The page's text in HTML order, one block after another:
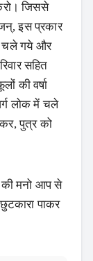
जिससे
इस प्रकार
चले गये और
सहित
की वर्षा
लोक में चले
पुत्र को
की मनो आप से
पाकर